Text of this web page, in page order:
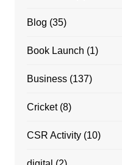
Blog (35)
Book Launch (1)
Business(137)
Cricket(8)
CSR Activity(10)